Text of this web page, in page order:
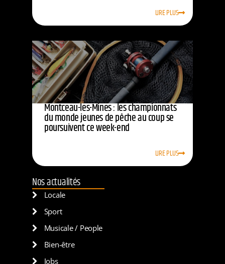
LIRE PLUS
Montceau-les-Mines : les championnats
du monde jeunes de pêche au coup se
poursuivent ce week-end
LIRE PLUS
Nos actualités
Locale
Sport
Musicale / People
Bien-être
Jobs